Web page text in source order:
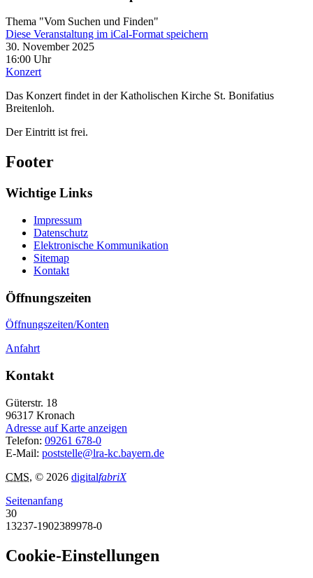
Thema "Vom Suchen und Finden"
Diese Veranstaltung im iCal-Format speichern
30. November 2025
16:00 Uhr
Konzert
Das Konzert findet in der Katholischen Kirche St. Bonifatius
Breitenloh.
Der Eintritt ist frei.
Footer
Wichtige Links
Impressum
Datenschutz
Elektronische Kommunikation
Sitemap
Kontakt
Öffnungszeiten
Öffnungszeiten/Konten
Anfahrt
Kontakt
Güterstr. 18
96317 Kronach
Adresse auf Karte anzeigen
Telefon: 09261 678-0
E-Mail: poststelle@lra-kc.bayern.de
CMS, © 2026 digitalfabriX
Seitenanfang
30
13237-1902389978-0
Cookie-Einstellungen